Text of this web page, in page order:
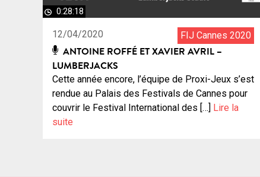
0:28:18
12/04/2020 FIJ Cannes 2020
ANTOINE ROFFÉ ET XAVIER AVRIL –
LUMBERJACKS
Cette année encore, l’équipe de Proxi-Jeux s’est
rendue au Palais des Festivals de Cannes pour
couvrir le Festival International des […]
Lire la
suite